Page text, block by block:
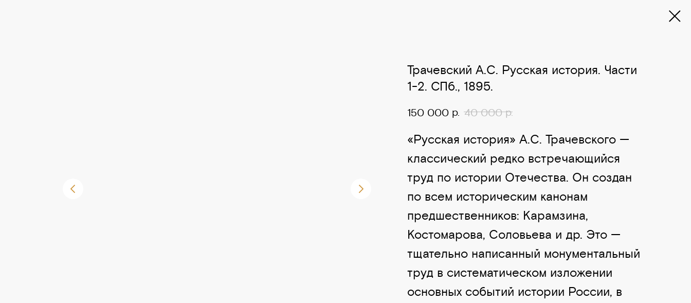
Трачевский А.С. Русская история. Части
1-2. СПб., 1895.
150 000 р. 40 000 р.
«Русская история» А.С. Трачевского —
классический редко встречающийся
труд по истории Отечества. Он создан
по всем историческим канонам
предшественников: Карамзина,
Костомарова, Соловьева и др. Это —
тщательно написанный монументальный
труд в систематическом изложении
основных событий истории России, в